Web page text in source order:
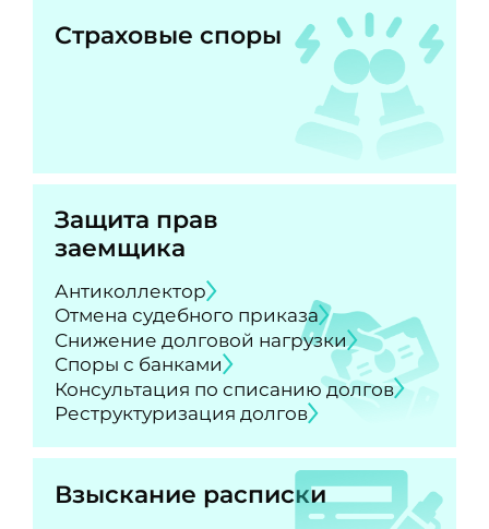
Страховые споры
Защита прав
заемщика
Антиколлектор
Отмена судебного приказа
Снижение долговой нагрузки
Споры с банками
Консультация по списанию долгов
Реструктуризация долгов
Взыскание расписки